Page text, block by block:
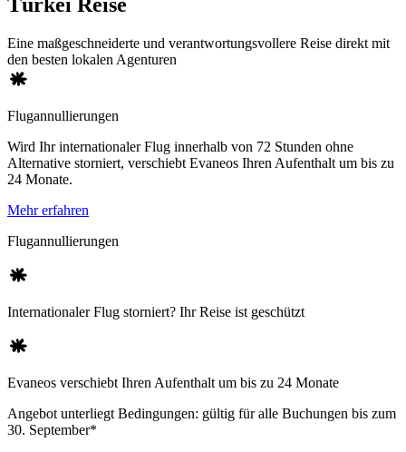
Türkei Reise
Eine maßgeschneiderte und verantwortungsvollere Reise direkt mit
den besten lokalen Agenturen
Flugannullierungen
Wird Ihr internationaler Flug innerhalb von 72 Stunden ohne
Alternative storniert, verschiebt Evaneos Ihren Aufenthalt um bis zu
24 Monate.
Mehr erfahren
Flugannullierungen
Internationaler Flug storniert? Ihr Reise ist geschützt
Evaneos verschiebt Ihren Aufenthalt um bis zu 24 Monate
Angebot unterliegt Bedingungen: gültig für alle Buchungen bis zum
30. September*